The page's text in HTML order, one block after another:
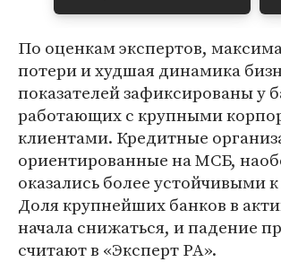
По оценкам экспертов,
потери и худшая динамика
показателей зафиксированы у
работающих с крупными
клиентами. Кредитные
ориентированные на МСБ,
оказались более устойчивыми к
Доля крупнейших банков в
начала снижаться, и падение
считают в «Эксперт РА».